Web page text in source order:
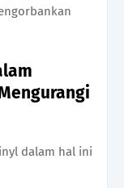
dalam hal ini